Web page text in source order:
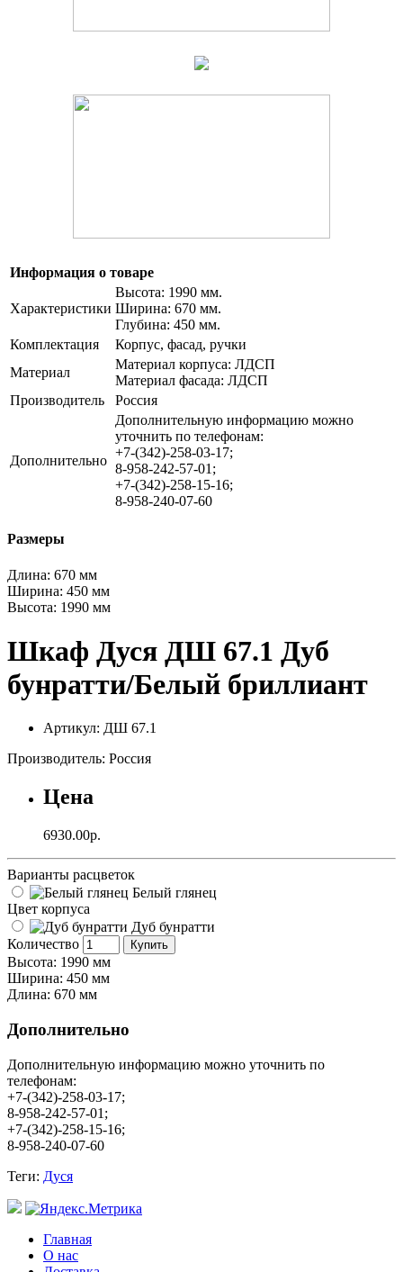
Информация о товаре
Характеристики
Высота: 1990 мм.
Ширина: 670 мм.
Глубина: 450 мм.
Комплектация
Корпус, фасад, ручки
Материал
Материал корпуса: ЛДСП
Материал фасада: ЛДСП
Производитель
Россия
Дополнительно
Дополнительную информацию можно
уточнить по телефонам:
+7-(342)-258-03-17;
8-958-242-57-01;
+7-(342)-258-15-16;
8-958-240-07-60
Размеры
Длина: 670 мм
Ширина: 450 мм
Высота: 1990 мм
Шкаф Дуся ДШ 67.1 Дуб
бунратти/Белый бриллиант
Артикул: ДШ 67.1
Производитель: Россия
Цена
6930.00р.
Варианты расцветок
Белый глянец
Цвет корпуса
Дуб бунратти
Количество
Купить
Высота: 1990 мм
Ширина: 450 мм
Длина: 670 мм
Дополнительно
Дополнительную информацию можно уточнить по
телефонам:
+7-(342)-258-03-17;
8-958-242-57-01;
+7-(342)-258-15-16;
8-958-240-07-60
Теги: Дуся
Главная
О нас